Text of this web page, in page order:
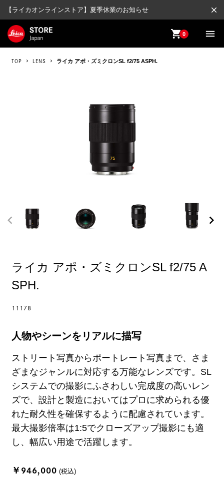
【ライカオンラインストア】夏季休業のお知らせ close
shopping_cart0 menu
TOP LENS ライカ アポ・ズミクロンSL f2/75 ASPH.
chevron_left chevron_right
ライカ アポ・ズミクロンSL f2/75 A
SPH.
11178
人物やシーンをリアルに描写
ストリート写真からポートレート写真まで、さま
ざまなジャンルに対応する万能なレンズです。SL
システムでの撮影にふさわしい完成度の高いレン
ズで、設計と製造においてはプロに求められる優
れた耐久性を確保するように配慮されています。
最大撮影倍率は1:5でクローズアップ撮影にも適
し、幅広い用途で活躍します。
￥946,000 (税込)